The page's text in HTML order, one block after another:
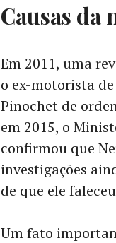
Causas da
Em 2011, uma
o ex-motorista
Pinochet de
em 2015, o
confirmou que
investigações
de que ele
Um fato